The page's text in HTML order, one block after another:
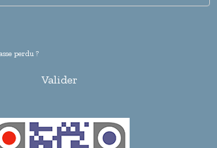
perdu ?
Valider